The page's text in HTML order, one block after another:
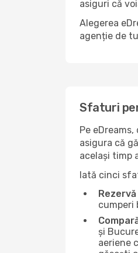
asiguri că
Alegerea
agenție de
Sfaturi
Pe
asigura că
același timp
Iată cinci
cumperi
și
aeriene